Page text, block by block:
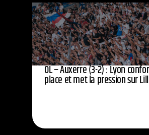
OL – Auxerre (3-2) : Lyon
place et met la pression sur